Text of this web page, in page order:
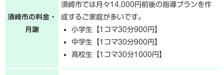
須崎市の料金・
月謝
須崎市では月々14,000円前後の指導プランを作
成するご家庭が多いです。
小学生【1コマ30分900円】
中学生【1コマ30分900円】
高校生【1コマ30分1000円】